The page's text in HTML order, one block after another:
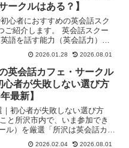
ークルはある？】
心者におすすめの英会話スク
ご紹介します。 英会話スクー
語を話す能力（英会話力）を
ことを目的とした学習塾や教育
とです。主に、英語でのコミュ
ン能力を高めたいと考える
、社会人、シニ...
2026.01.28 2026.08.01
英会話カフェ・サークル
心者が失敗しない選び方
最新】
初心者が失敗しない選び方
と所沢市内で、いま参加でき
ル）を厳選「所沢は英会話カフ
方もセットで解説見つ...
2026.02.04 2026.08.01